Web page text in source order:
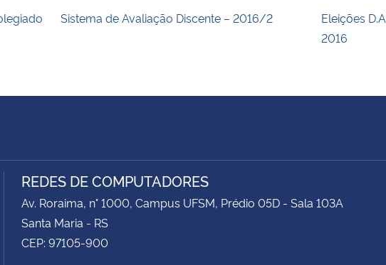
Sistema de Avaliação Discente – 2016/2
Eleições
2016
REDES DE COMPUTADORES
Av. Roraima, n° 1000, Campus UFSM, Prédio 05D - Sala 103A
Santa Maria - RS
CEP: 97105-900